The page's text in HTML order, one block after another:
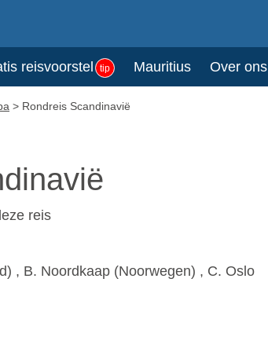
reisvoorstel tip Mauritius Over ons
> Rondreis Scandinavië
, B. Noordkaap (Noorwegen) , C. Oslo